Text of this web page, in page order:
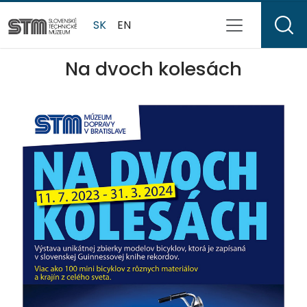
SK EN
Na dvoch kolesách